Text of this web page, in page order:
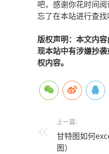
吧，感谢你花时间
忘了在本站进行查找
版权声明：本文内
现本站中有涉嫌抄袭
权内容。
上一篇:
甘特图如何
图）